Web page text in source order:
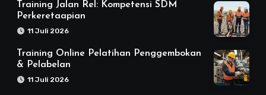
Training Jalan Rel: Kompetensi SDM
Perkeretaapian
11 Juli 2026
Training Online Pelatihan Penggembokan
& Pelabelan
11 Juli 2026